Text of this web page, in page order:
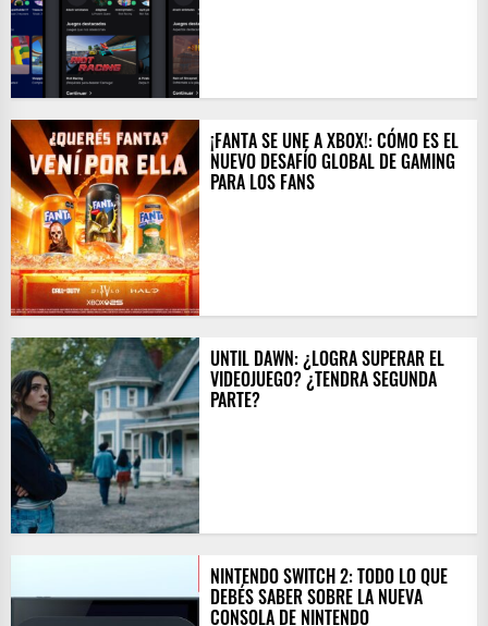
¡FANTA SE UNE A XBOX!: CÓMO ES EL
NUEVO DESAFÍO GLOBAL DE GAMING
PARA LOS FANS
UNTIL DAWN: ¿LOGRA SUPERAR EL
VIDEOJUEGO? ¿TENDRA SEGUNDA
PARTE?
NINTENDO SWITCH 2: TODO LO QUE
DEBÉS SABER SOBRE LA NUEVA
CONSOLA DE NINTENDO